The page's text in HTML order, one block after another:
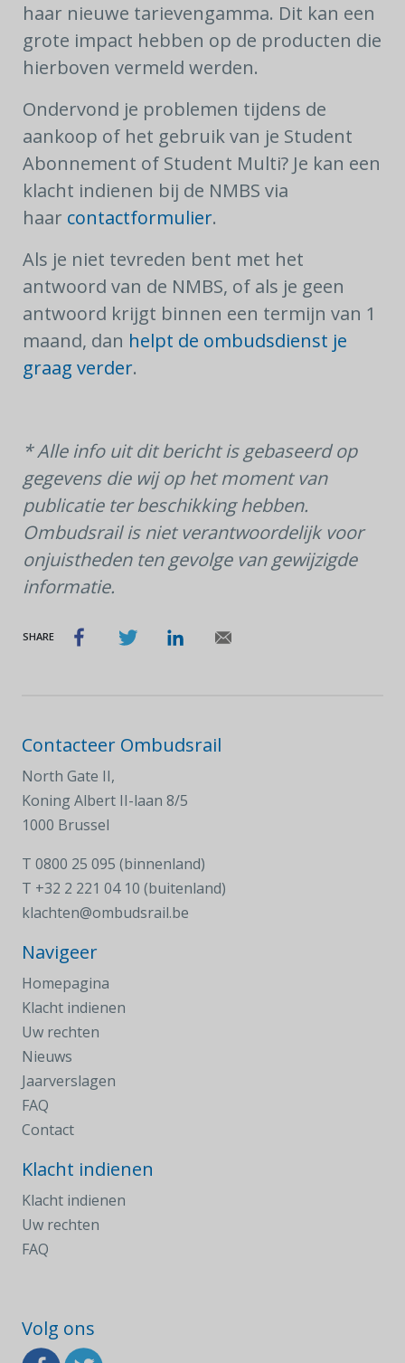
haar nieuwe tarievengamma. Dit kan een
grote impact hebben op de producten die
hierboven vermeld werden.
Ondervond je problemen tijdens de
aankoop of het gebruik van je Student
Abonnement of Student Multi? Je kan een
klacht indienen bij de NMBS via
haar contactformulier.
Als je niet tevreden bent met het
antwoord van de NMBS, of als je geen
antwoord krijgt binnen een termijn van 1
maand, dan helpt de ombudsdienst je
graag verder.
* Alle info uit dit bericht is gebaseerd op
gegevens die wij op het moment van
publicatie ter beschikking hebben.
Ombudsrail is niet verantwoordelijk voor
onjuistheden ten gevolge van gewijzigde
informatie.
SHARE
Contacteer Ombudsrail
North Gate II,
Koning Albert II-laan 8/5
1000 Brussel
T 0800 25 095 (binnenland)
T +32 2 221 04 10 (buitenland)
klachten@ombudsrail.be
Navigeer
Homepagina
Klacht indienen
Uw rechten
Nieuws
Jaarverslagen
FAQ
Contact
Klacht indienen
Klacht indienen
Uw rechten
FAQ
Volg ons